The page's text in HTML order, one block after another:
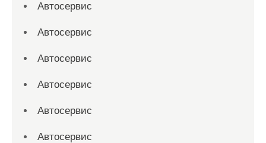
Автосервис
Автосервис
Автосервис
Автосервис
Автосервис
Автосервис